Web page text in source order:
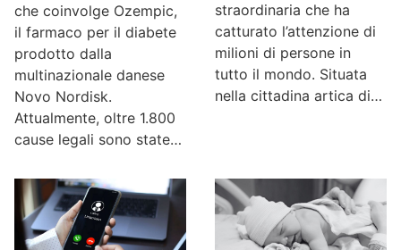
che coinvolge Ozempic,
il farmaco per il diabete
prodotto dalla
multinazionale danese
Novo Nordisk.
Attualmente, oltre 1.800
cause legali sono state…
straordinaria che ha
catturato l’attenzione di
milioni di persone in
tutto il mondo. Situata
nella cittadina artica di…